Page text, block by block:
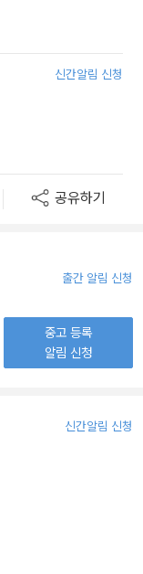
신간알림 신청
공유하기
출간 알림 신청
중고 등록
알림 신청
신간알림 신청